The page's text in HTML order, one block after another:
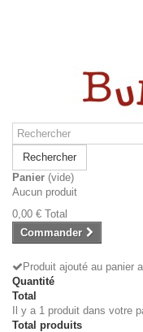
Rechercher
Panier (vide)
Aucun produit
0,00 € Total
Commander
Produit ajouté au panier
Quantité
Total
Il y a 1 produit dans votre
Total produits